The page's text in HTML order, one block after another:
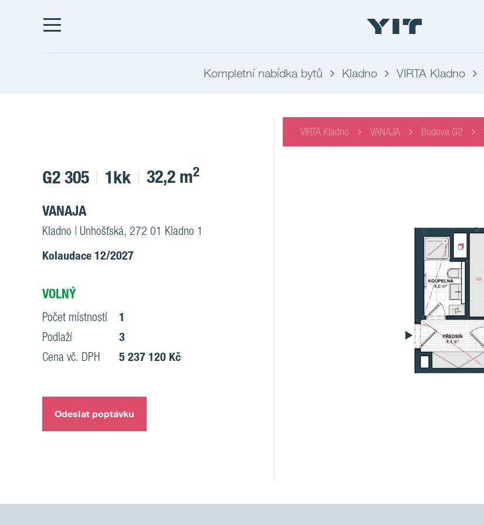
Kompletní nabídka bytů Kladno VIRTA Kladno
VIRTA Kladno VANAJA Budova G2
G2 305 1kk 32,2 m2
VANAJA
Kladno | Unhošťská, 272 01 Kladno 1
Kolaudace 12/2027
VOLNÝ
Počet místností
1
Podlaží
3
Cena vč. DPH
5 237 120 Kč
Odeslat poptávku